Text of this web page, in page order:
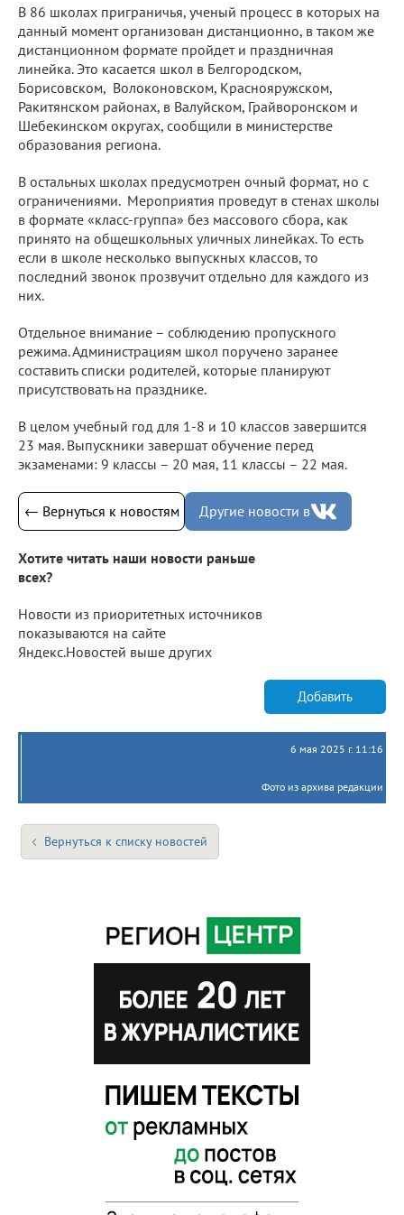
В 86 школах приграничья, ученый процесс в которых на
данный момент организован дистанционно, в таком же
дистанционном формате пройдет и праздничная
линейка. Это касается школ в Белгородском,
Борисовском, Волоконовском, Краснояружском,
Ракитянском районах, в Валуйском, Грайворонском и
Шебекинском округах, сообщили в министерстве
образования региона.
В остальных школах предусмотрен очный формат, но с
ограничениями. Мероприятия проведут в стенах школы
в формате «класс-группа» без массового сбора, как
принято на общешкольных уличных линейках. То есть
если в школе несколько выпускных классов, то
последний звонок прозвучит отдельно для каждого из
них.
Отдельное внимание – соблюдению пропускного
режима. Администрациям школ поручено заранее
составить списки родителей, которые планируют
присутствовать на празднике.
В целом учебный год для 1-8 и 10 классов завершится
23 мая. Выпускники завершат обучение перед
экзаменами: 9 классы – 20 мая, 11 классы – 22 мая.
← Вернуться к новостям Другие новости в
Хотите читать наши новости раньше
всех?
Новости из приоритетных источников
показываются на сайте
Яндекс.Новостей выше других
Добавить
6 мая 2025 г. 11:16
Фото из архива редакции
Вернуться к списку новостей